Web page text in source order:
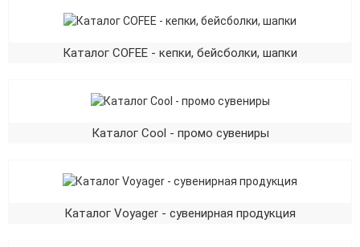
Каталог COFEE - кепки, бейсболки, шапки
Каталог Cool - промо сувениры
Каталог Voyager - сувенирная продукция